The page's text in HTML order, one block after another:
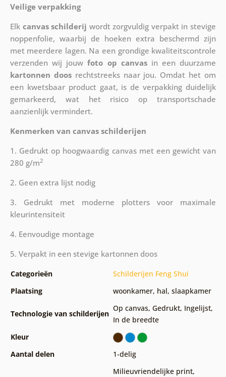
Veilige verpakking
Elk canvas schilderij wordt zorgvuldig verpakt in stevige
noppenfolie, waarbij de hoeken extra beschermd zijn
met meerdere lagen. Na een grondige kwaliteitscontrole
verzenden wij jouwfoto op canvasin een duurzame
kartonnen doosrechtstreeks naar jou. Omdat het om
een kwetsbaar product gaat, is de verpakking duidelijk
gemarkeerd, wat het risico op transportschade
aanzienlijk vermindert.
Kenmerken van canvas schilderijen
1. Gedrukt op hoogwaardig canvas met een gewicht van
280 g/m2
2. Geen extra lijst nodig
3. Gedrukt met moderne plotters voor maximale
kleurintensiteit
4. Eenvoudige montage
5. Verpakt in een stevige kartonnen doos
Categorieën
Schilderijen Feng Shui
Plaatsing
woonkamer, hal, slaapkamer
Technologie van schilderijen
Op canvas, Gedrukt, Ingelijst,
In de breedte
Kleur
Aantal delen
1-delig
Milieuvriendelijke print,